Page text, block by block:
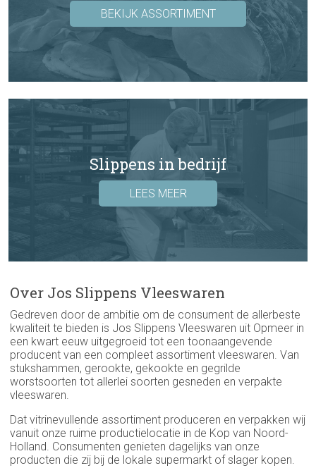
BEKIJK ASSORTIMENT
Slippens in bedrijf
LEES MEER
Over Jos Slippens Vleeswaren
Gedreven door de ambitie om de consument de allerbeste
kwaliteit te bieden is Jos Slippens Vleeswaren uit Opmeer in
een kwart eeuw uitgegroeid tot een toonaangevende
producent van een compleet assortiment vleeswaren. Van
stukshammen, gerookte, gekookte en gegrilde
worstsoorten tot allerlei soorten gesneden en verpakte
vleeswaren.
Dat vitrinevullende assortiment produceren en verpakken wij
vanuit onze ruime productielocatie in de Kop van Noord-
Holland. Consumenten genieten dagelijks van onze
producten die zij bij de lokale supermarkt of slager kopen.